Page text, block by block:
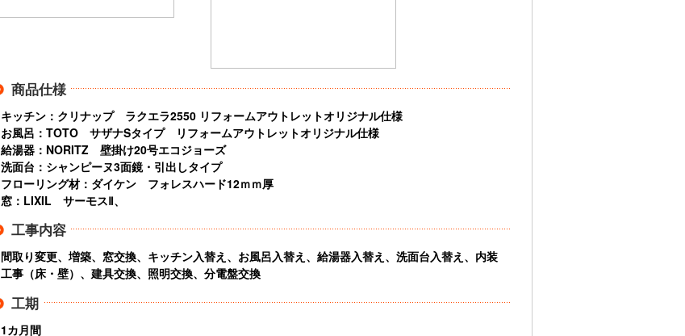
商品仕様
キッチン：クリナップ ラクエラ2550 リフォームアウトレットオリジナル仕様
お風呂：TOTO サザナSタイプ リフォームアウトレットオリジナル仕様
給湯器：NORITZ 壁掛け20号エコジョーズ
洗面台：シャンピーヌ3面鏡・引出しタイプ
フローリング材：ダイケン フォレスハード12ｍｍ厚
窓：LIXIL サーモスⅡ、
工事内容
間取り変更、増築、窓交換、キッチン入替え、お風呂入替え、給湯器入替え、洗面台入替え、内装
工事（床・壁）、建具交換、照明交換、分電盤交換
工期
1カ月間